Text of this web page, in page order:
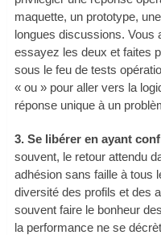
maquette, un prototype,
longues discussions. Vous
essayez les deux et faites
sous le feu de tests
« ou » pour aller vers la
réponse unique à un
3. Se libérer en ayant
souvent, le retour attendu
adhésion sans faille à tous
diversité des profils et des
souvent faire le bonheur
la performance ne se